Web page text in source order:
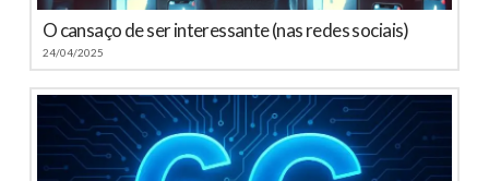
O cansaço de ser interessante (nas redes sociais)
24/04/2025